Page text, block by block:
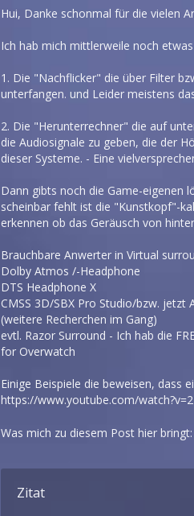
Hui, Danke schonmal für die vielen
Ich hab mich mittlerweile noch
1. Die "Nachflicker" die über Filter
unterfangen. und Leider meistens
2. Die "Herunterrechner" die auf
die Audiosignale zu geben, die der
dieser Systeme. - Eine
Dann gibts noch die Game-eigenen
scheinbar fehlt ist die "Kunstkopf"-
erkennen ob das Geräusch von
Brauchbare Anwerter in Virtual
Dolby Atmos /-Headphone
DTS Headphone X
CMSS 3D/SBX Pro Studio/bzw. jetzt
(weitere Recherchen im Gang)
evtl. Razor Surround - Ich hab die
for Overwatch
Einige Beispiele die beweisen, dass
https://www.youtube.com/
Was mich zu diesem Post hier bringt:
Zitat